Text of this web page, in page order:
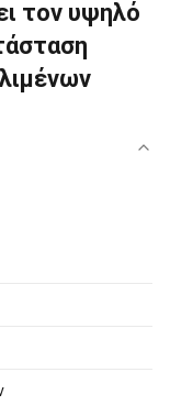
τον υψηλό